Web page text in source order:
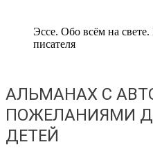
Эссе. Обо всём на
писателя
АЛЬМАНАХ С
ПОЖЕЛАНИЯМИ
ДЕТЕЙ